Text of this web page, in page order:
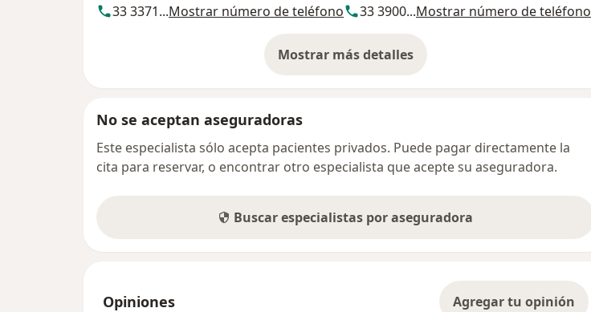
33 3371...Mostrar número de teléfono 33 3900...Mostrar número de teléfono
Mostrar más detalles
sobre la dirección
No se aceptan aseguradoras
Este especialista sólo acepta pacientes privados. Puede pagar directamente la
cita para reservar, o encontrar otro especialista que acepte su aseguradora.
Buscar especialistas por aseguradora
Opiniones Agregar tu opinión